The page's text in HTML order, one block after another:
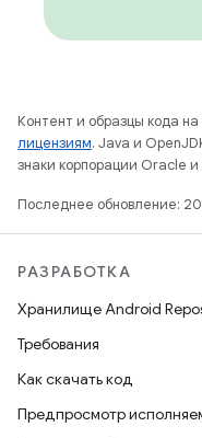
Контент и образцы кода
лицензиям. Java и
знаки корпорации Oracle
Последнее обновление:
РАЗРАБОТКА
Хранилище Android
Требования
Как скачать код
Предпросмотр